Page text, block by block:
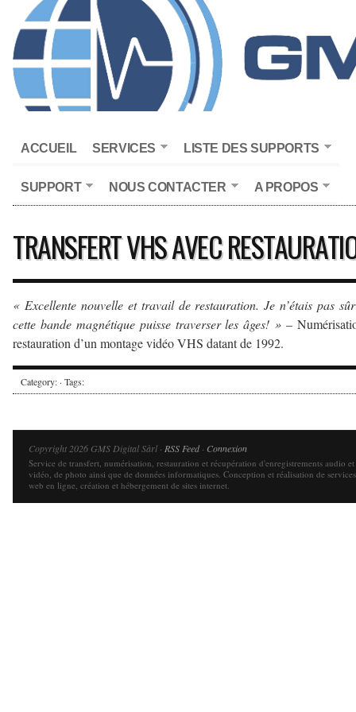
ACCUEIL SERVICES LISTE DES SUPPORTS
SUPPORT NOUS CONTACTER A PROPOS
TRANSFERT VHS AVEC
« Excellente nouvelle et travail de restauration. Je n’étais pas
cette bande magnétique puisse traverser les âges! » –
restauration d’un montage vidéo VHS datant de 1992.
Category: · Tags:
Copyright 2026 GMS Digital Sàrl · RSS Feed· Connexion
Service de transfert, numérisation, restauration et récupération d'enregistrements audio et
vidéo, de photo ainsi que de données informatiques. Conception et réalisation de services
web en ligne, création et hébergement de sites internet.